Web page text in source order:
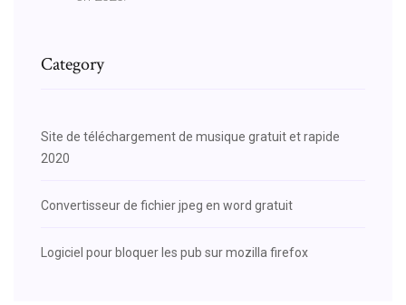
Category
Site de téléchargement de musique gratuit et rapide
2020
Convertisseur de fichier jpeg en word gratuit
Logiciel pour bloquer les pub sur mozilla firefox